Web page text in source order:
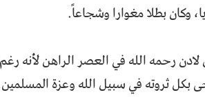
وكان بطلا مغوارا وشجاعاً.
رحمه الله في العصر الراهن لأنه
بكل ثروته في سبيل الله وعزة